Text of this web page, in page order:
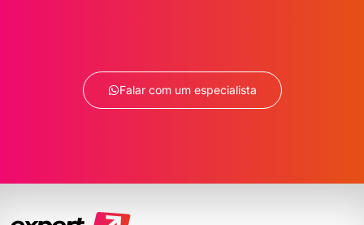
Falar com um especialista